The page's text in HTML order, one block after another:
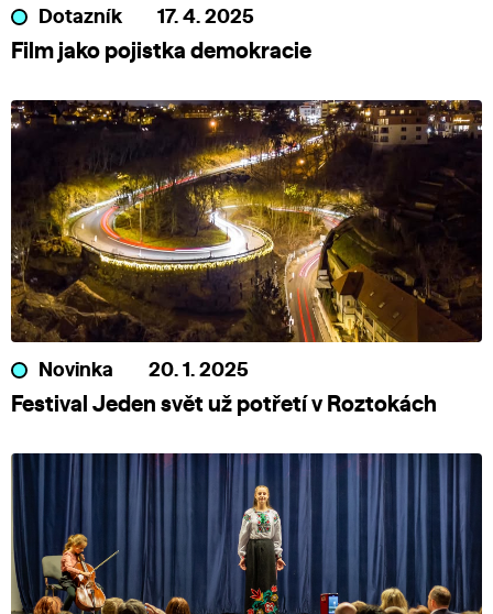
Dotazník 17. 4. 2025
Film jako pojistka demokracie
Novinka 20. 1. 2025
Festival Jeden svět už potřetí v Roztokách